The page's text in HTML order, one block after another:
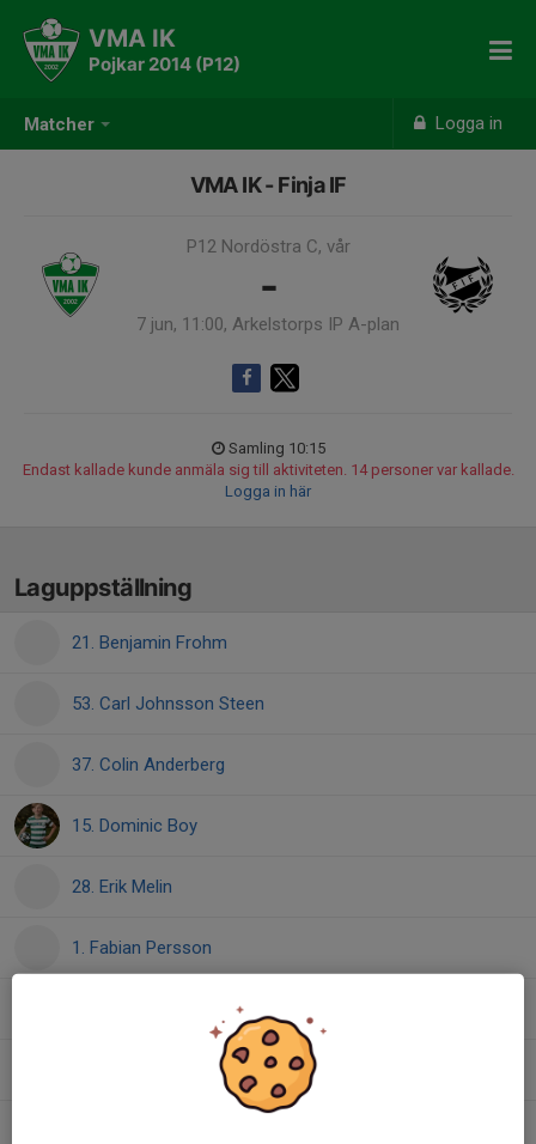
Matcher Logga in
VMA IK
Pojkar 2014 (P12)
VMA IK - Finja IF
P12 Nordöstra C, vår
-
7 jun, 11:00, Arkelstorps IP A-plan
Samling 10:15
Endast kallade kunde anmäla sig till aktiviteten. 14 personer var kallade.
Logga in här
Laguppställning
21. Benjamin Frohm
53. Carl Johnsson Steen
37. Colin Anderberg
15. Dominic Boy
28. Erik Melin
1. Fabian Persson
13. Manfred Birgersson